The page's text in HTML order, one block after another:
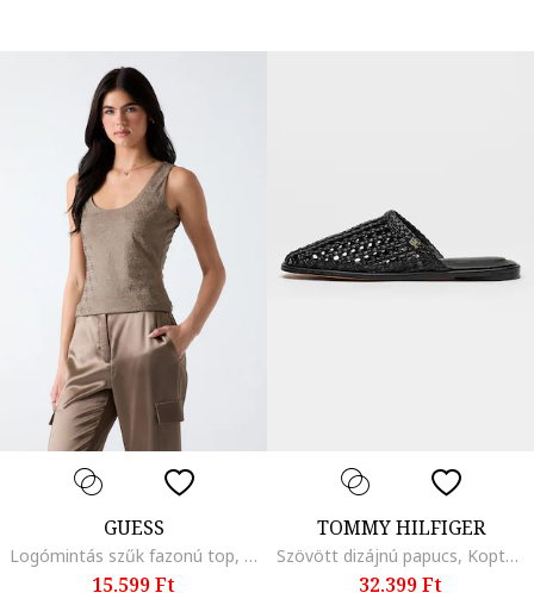
GUESS
Logómintás szűk fazonú top, Aranyszín/Világosbarna
15.599 Ft
TOMMY HILFIGER
Szövött dizájnú papucs, Koptatott fekete
32.399 Ft